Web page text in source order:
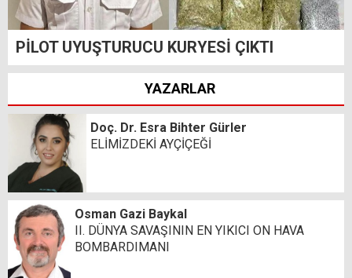
PİLOT UYUŞTURUCU KURYESİ ÇIKTI
YAZARLAR
Doç. Dr. Esra Bihter Gürler
ELİMİZDEKİ AYÇİÇEĞİ
Osman Gazi Baykal
II. DÜNYA SAVAŞININ EN YIKICI ON HAVA
BOMBARDIMANI